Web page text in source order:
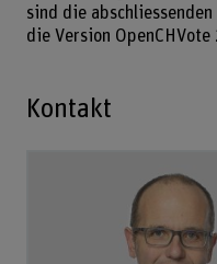
sind die
die Version
Kontakt